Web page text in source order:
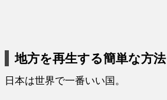
地方を再生する簡単な方法
日本は世界で一番いい国。